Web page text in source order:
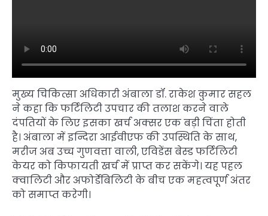
मुख्य चिकित्सा अधिकारी अंबाला डॉ. राकेश कुमार सहल
ने कहा कि फर्टिलिटी उपचार की तलाश करने वाले
दंपतियों के लिए इसका खर्च अक्सर एक बड़ी चिंता होती
है। अंबाला में इन्दिरा आईवीएफ की उपस्थिति के साथ,
मरीज अब उच्च गुणवत्ता वाली, एविडेंस बेस्ड फर्टिलिटी
केयर को किफायती खर्च में प्राप्त कर सकेंगे। यह पहल
क्वालिटी और अफोर्डेबिलिटी के बीच एक महत्वपूर्ण अंतर
को समाप्त करेगी।